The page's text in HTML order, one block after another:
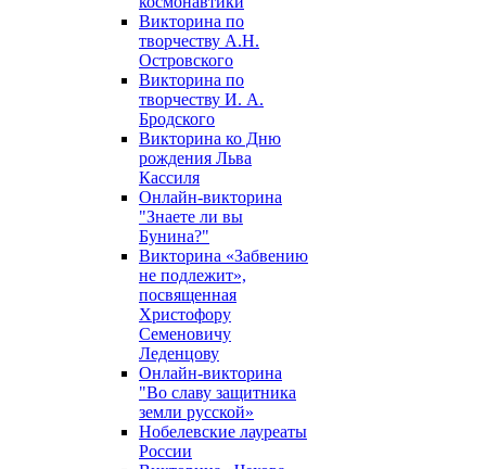
Викторина по
творчеству А.Н.
Островского
Викторина по
творчеству И. А.
Бродского
Викторина ко Дню
рождения Льва
Кассиля
Онлайн-викторина
"Знаете ли вы
Бунина?"
Викторина «Забвению
не подлежит»,
посвященная
Христофору
Семеновичу
Леденцову
Онлайн-викторина
"Во славу защитника
земли русской»
Нобелевские лауреаты
России